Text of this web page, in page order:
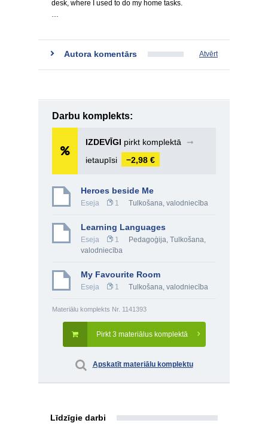
desk, where I used to do my home tasks.
…
Autora komentārs Atvērt
Darbu komplekts:
IZDEVĪGI pirkt komplektā
➞
ietaupīsi
−2,98 €
Heroes beside Me
Eseja 1 Tulkošana, valodniecība
Learning Languages
Eseja 1 Pedagoģija, Tulkošana,
valodniecība
My Favourite Room
Eseja 1 Tulkošana, valodniecība
Materiālu komplekts Nr. 1141393
Pirkt 3 materiālus komplektā
Apskatīt materiālu komplektu
Līdzīgie darbi